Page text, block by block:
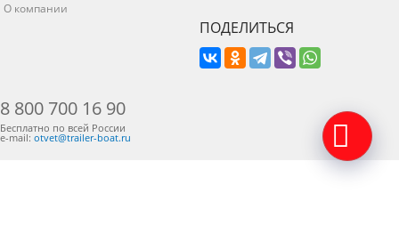
О компании
ПОДЕЛИТЬСЯ
8 800 700 16 90
Бесплатно по всей России
e-mail: otvet@trailer-boat.ru